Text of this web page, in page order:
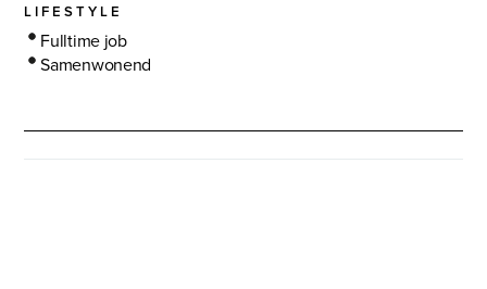
LIFESTYLE
Fulltime job
Samenwonend